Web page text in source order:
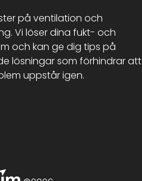
på ventilation och
Vi löser dina fukt- och
och kan ge dig tips på
lösningar som förhindrar att
uppstår igen.